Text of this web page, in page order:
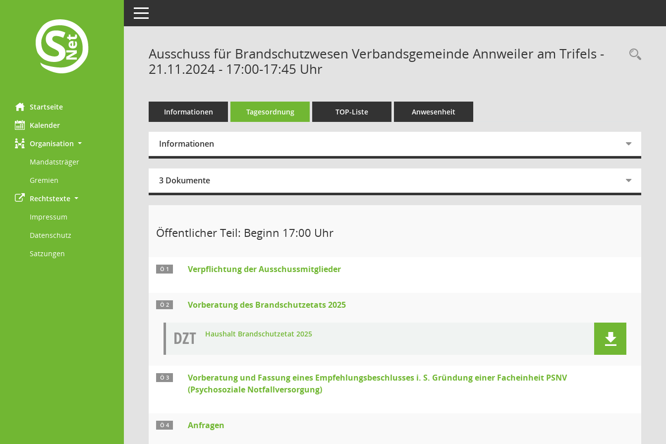
Startseite
Kalender
Organisation
Mandatsträger
Gremien
Rechtstexte
Impressum
Datenschutz
Satzungen
Toggle navigation
Ausschuss für Brandschutzwesen Verbandsgemeinde Annweiler am Trifels -
21.11.2024 - 17:00-17:45 Uhr
Informationen Tagesordnung TOP-Liste Anwesenheit
Informationen
3 Dokumente
Öffentlicher Teil: Beginn 17:00 Uhr
Ö 1 Verpflichtung der Ausschussmitglieder
Ö 2 Vorberatung des Brandschutzetats 2025
DZT Haushalt Brandschutzetat 2025
Ö 3
Vorberatung und Fassung eines Empfehlungsbeschlusses i. S. Gründung einer Facheinheit PSNV
(Psychosoziale Notfallversorgung)
Ö 4 Anfragen